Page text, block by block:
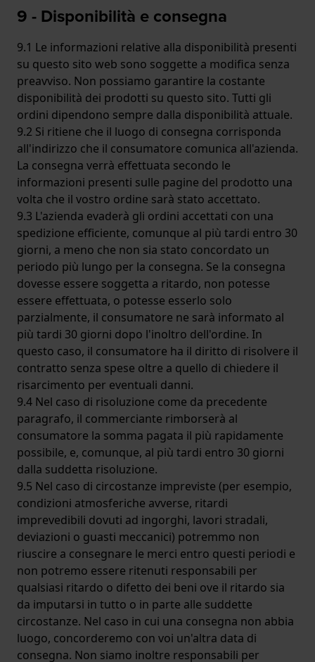
9 - Disponibilità e consegna
9.1 Le informazioni relative alla disponibilità presenti
su questo sito web sono soggette a modifica senza
preavviso. Non possiamo garantire la costante
disponibilità dei prodotti su questo sito. Tutti gli
ordini dipendono sempre dalla disponibilità attuale.
9.2 Si ritiene che il luogo di consegna corrisponda
all'indirizzo che il consumatore comunica all'azienda.
La consegna verrà effettuata secondo le
informazioni presenti sulle pagine del prodotto una
volta che il vostro ordine sarà stato accettato.
9.3 L'azienda evaderà gli ordini accettati con una
spedizione efficiente, comunque al più tardi entro 30
giorni, a meno che non sia stato concordato un
periodo più lungo per la consegna. Se la consegna
dovesse essere soggetta a ritardo, non potesse
essere effettuata, o potesse esserlo solo
parzialmente, il consumatore ne sarà informato al
più tardi 30 giorni dopo l'inoltro dell'ordine. In
questo caso, il consumatore ha il diritto di risolvere il
contratto senza spese oltre a quello di chiedere il
risarcimento per eventuali danni.
9.4 Nel caso di risoluzione come da precedente
paragrafo, il commerciante rimborserà al
consumatore la somma pagata il più rapidamente
possibile, e, comunque, al più tardi entro 30 giorni
dalla suddetta risoluzione.
9.5 Nel caso di circostanze impreviste (per esempio,
condizioni atmosferiche avverse, ritardi
imprevedibili dovuti ad ingorghi, lavori stradali,
deviazioni o guasti meccanici) potremmo non
riuscire a consegnare le merci entro questi periodi e
non potremo essere ritenuti responsabili per
qualsiasi ritardo o difetto dei beni ove il ritardo sia
da imputarsi in tutto o in parte alle suddette
circostanze. Nel caso in cui una consegna non abbia
luogo, concorderemo con voi un'altra data di
consegna. Non siamo inoltre responsabili per